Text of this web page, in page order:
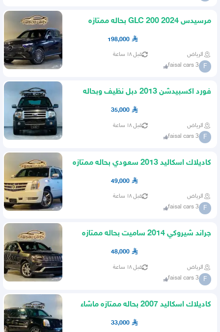
مرسيدس GLC 200 2024 بحاله ممتازه
198,000
الرياض قبل ١٨ ساعة
F
faisal cars 3
فورد اكسبيدشن 2013 دبل نظيف وبحاله
35,000
الرياض قبل ١٨ ساعة
F
faisal cars 3
كاديلاك اسكاليد 2013 سعودي بحاله ممتازه
49,000
الرياض قبل ١٨ ساعة
F
faisal cars 3
جراند شيروكي 2014 ساميت بحاله ممتازه
48,000
الرياض قبل ١٨ ساعة
F
faisal cars 3
كاديلاك اسكاليد 2007 بحاله ممتازه ماشاء
33,000